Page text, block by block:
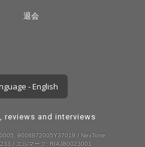
退会
- English
reviews and interviews
9008872005Y37019 / NexTone:
/ エルマーク: RIAJ80023001